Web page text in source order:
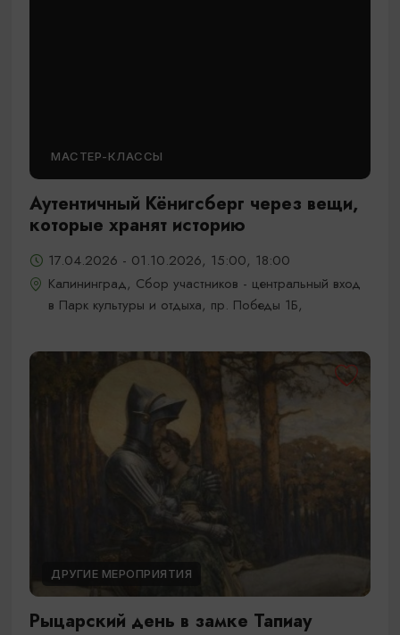
МАСТЕР-КЛАССЫ
Аутентичный Кёнигсберг через вещи,
которые хранят историю
17.04.2026 - 01.10.2026, 15:00, 18:00
Калининград, Сбор участников - центральный вход
в Парк культуры и отдыха, пр. Победы 1Б,
ДРУГИЕ МЕРОПРИЯТИЯ
Рыцарский день в замке Тапиау